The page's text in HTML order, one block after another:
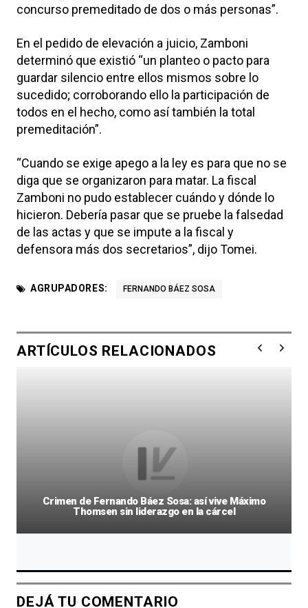
concurso premeditado de dos o más personas”.
En el pedido de elevación a juicio, Zamboni
determinó que existió “un planteo o pacto para
guardar silencio entre ellos mismos sobre lo
sucedido; corroborando ello la participación de
todos en el hecho, como así también la total
premeditación”.
“Cuando se exige apego a la ley es para que no se
diga que se organizaron para matar. La fiscal
Zamboni no pudo establecer cuándo y dónde lo
hicieron. Debería pasar que se pruebe la falsedad
de las actas y que se impute a la fiscal y
defensora más dos secretarios”, dijo Tomei.
AGRUPADORES: FERNANDO BÁEZ SOSA
ARTÍCULOS RELACIONADOS
Crimen de Fernando Báez Sosa: así vive Máximo
Thomsen sin liderazgo en la cárcel
DEJÁ TU COMENTARIO